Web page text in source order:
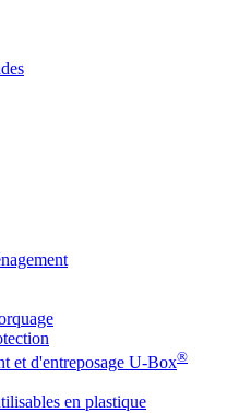
et d'entreposage U-Box®
en plastique